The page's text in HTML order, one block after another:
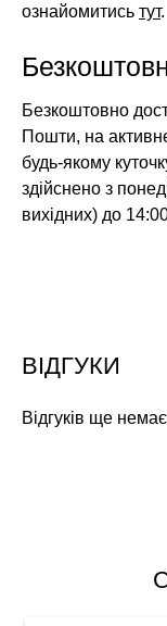
ознайомитись тут.
Безкоштовно
Пошти, на
будь-якому
здійснено з
вихідних) до
ВІДГУКИ
Відгуків ще